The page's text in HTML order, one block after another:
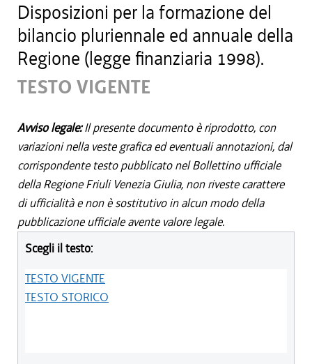
Disposizioni per la formazione del
bilancio pluriennale ed annuale della
Regione (legge finanziaria 1998).
TESTO VIGENTE
Avviso legale:Il presente documento è riprodotto, con
variazioni nella veste grafica ed eventuali annotazioni, dal
corrispondente testo pubblicato nel Bollettino ufficiale
della Regione Friuli Venezia Giulia, non riveste carattere
di ufficialità e non è sostitutivo in alcun modo della
pubblicazione ufficiale avente valore legale.
Scegli il testo:
TESTO VIGENTE
TESTO STORICO